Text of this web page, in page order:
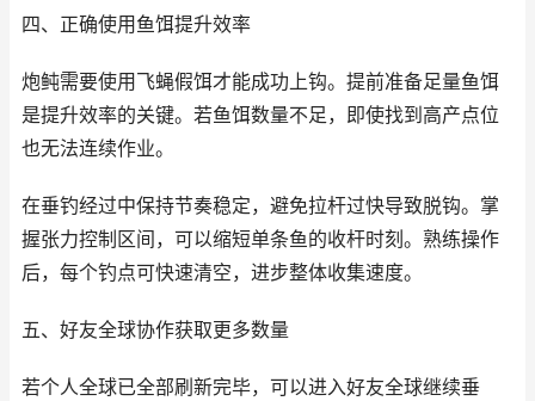
四、正确使用鱼饵提升效率
炮鲀需要使用飞蝇假饵才能成功上钩。提前准备足量鱼饵
是提升效率的关键。若鱼饵数量不足，即使找到高产点位
也无法连续作业。
在垂钓经过中保持节奏稳定，避免拉杆过快导致脱钩。掌
握张力控制区间，可以缩短单条鱼的收杆时刻。熟练操作
后，每个钓点可快速清空，进步整体收集速度。
五、好友全球协作获取更多数量
若个人全球已全部刷新完毕，可以进入好友全球继续垂